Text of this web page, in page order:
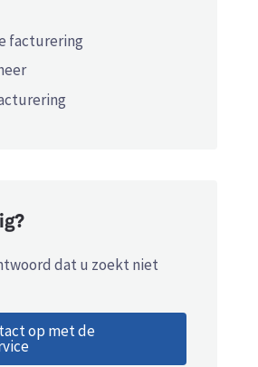
facturering
dat u zoekt niet
op met de